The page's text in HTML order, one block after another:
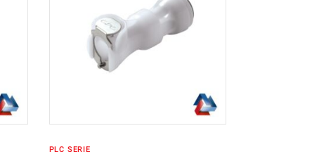
IN DEN
WARENKORB
PLC SERIE